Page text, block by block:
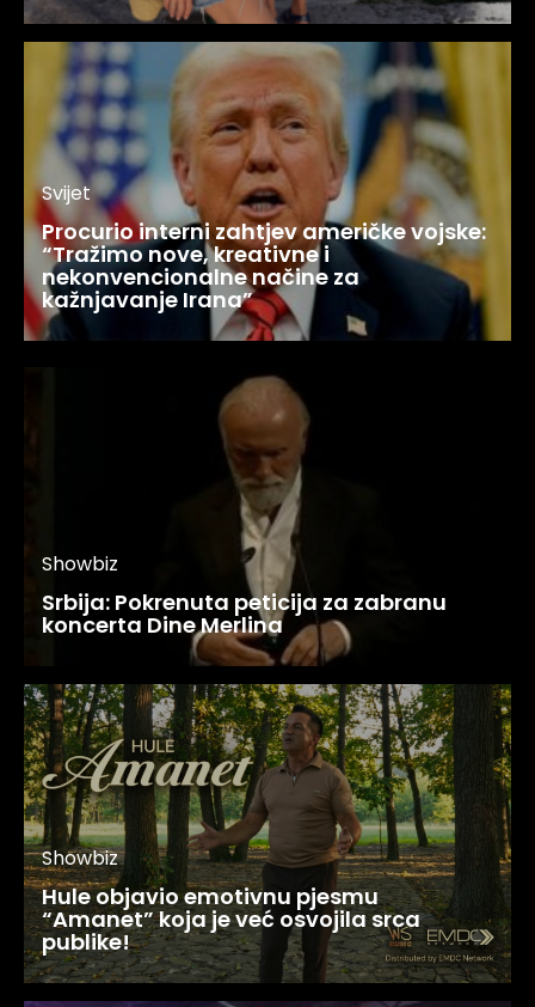
Svijet
Procurio interni zahtjev američke vojske:
“Tražimo nove, kreativne i
nekonvencionalne načine za
kažnjavanje Irana”
Showbiz
Srbija: Pokrenuta peticija za zabranu
koncerta Dine Merlina
Showbiz
Hule objavio emotivnu pjesmu
“Amanet” koja je već osvojila srca
publike!